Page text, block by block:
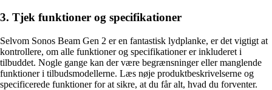
3. Tjek funktioner og specifikationer
Selvom Sonos Beam Gen 2 er en fantastisk lydplanke, er det vigtigt at
kontrollere, om alle funktioner og specifikationer er inkluderet i
tilbuddet. Nogle gange kan der være begrænsninger eller manglende
funktioner i tilbudsmodellerne. Læs nøje produktbeskrivelserne og
specificerede funktioner for at sikre, at du får alt, hvad du forventer.